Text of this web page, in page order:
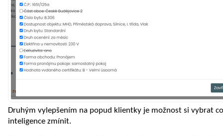
Druhým vylepšením na popud klientky je možnost si vybrat
inteligence zmínit.